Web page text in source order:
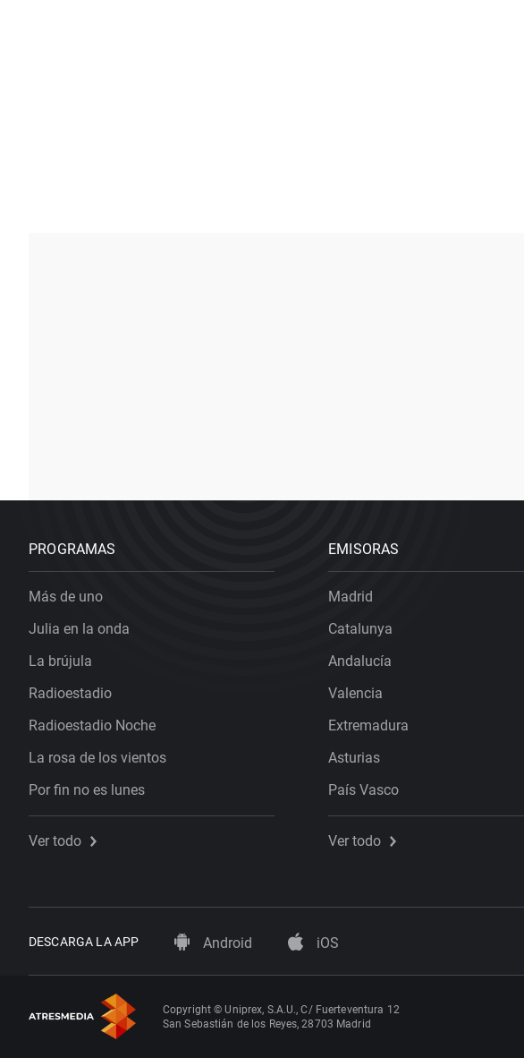
PROGRAMAS
Más de uno
Julia en la onda
La brújula
Radioestadio
Radioestadio Noche
La rosa de los vientos
Por fin no es lunes
Ver todo
EMISORAS
Madrid
Catalunya
Andalucía
Valencia
Extremadura
Asturias
País Vasco
Ver todo
DESCARGA LA APP Android iOS
Copyright © Uniprex, S.A.U., C/ Fuerteventura 12
San Sebastián de los Reyes, 28703 Madrid